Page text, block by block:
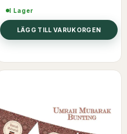
I Lager
LÄGG TILL VARUKORGEN